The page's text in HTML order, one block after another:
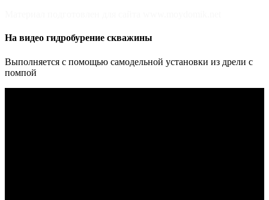
На видео гидробурение скважины
Выполняется с помощью самодельной установки из дрели с
помпой